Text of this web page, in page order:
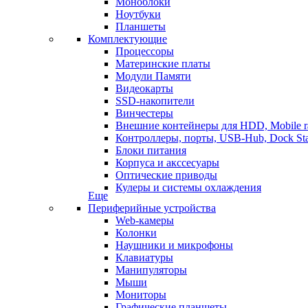
Ноутбуки
Планшеты
Комплектующие
Процессоры
Материнские платы
Модули Памяти
Видеокарты
SSD-накопители
Винчестеры
Внешние контейнеры для HDD, Mobile
Контроллеры, порты, USB-Hub, Dock
Блоки питания
Корпуса и акссесуары
Оптические приводы
Кулеры и системы охлаждения
Еще
Периферийные устройства
Web-камеры
Колонки
Наушники и микрофоны
Клавиатуры
Манипуляторы
Мыши
Мониторы